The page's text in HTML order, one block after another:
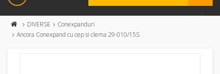
DIVERSE
Conexpanduri
Ancora Conexpand cu cep si clema 29-010/15S